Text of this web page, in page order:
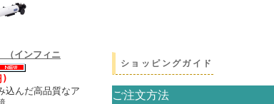
インフィニ
)
込んだ高品質なア
ショッピングガイド
ご注文方法